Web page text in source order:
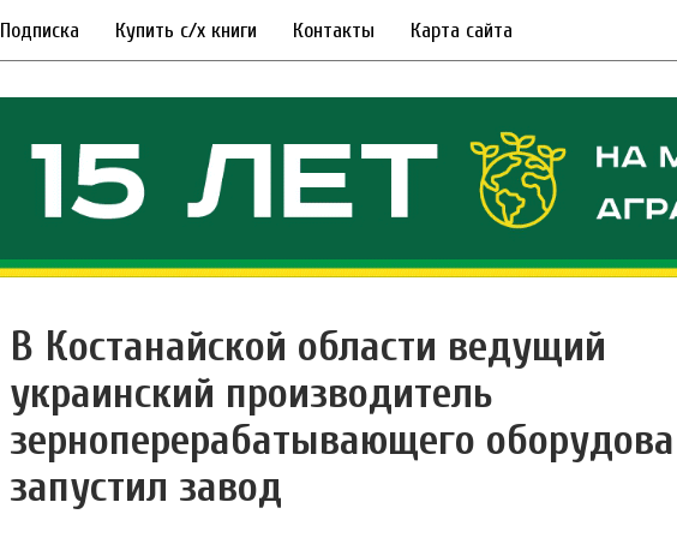
Подписка Купить с/х книги Контакты Карта сайта
В Костанайской области ведущий
украинский производитель
зерноперерабатывающего
запустил завод